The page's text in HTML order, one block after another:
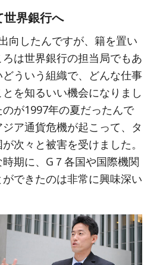
世界銀行へ
向したんですが、籍を置い
は世界銀行の担当局でもあ
ういう組織で、どんな仕事
を知るいい機会になりまし
が1997年の夏だったんで
ア通貨危機が起こって、タ
次々と被害を受けました。
期に、G７各国や国際機関
できたのは非常に興味深い